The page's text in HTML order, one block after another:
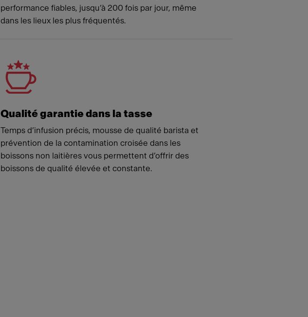
performance fiables, jusqu’à 200 fois par jour, même
dans les lieux les plus fréquentés.
Qualité garantie dans la tasse
Temps d’infusion précis, mousse de qualité barista et
prévention de la contamination croisée dans les
boissons non laitières vous permettent d’offrir des
boissons de qualité élevée et constante.